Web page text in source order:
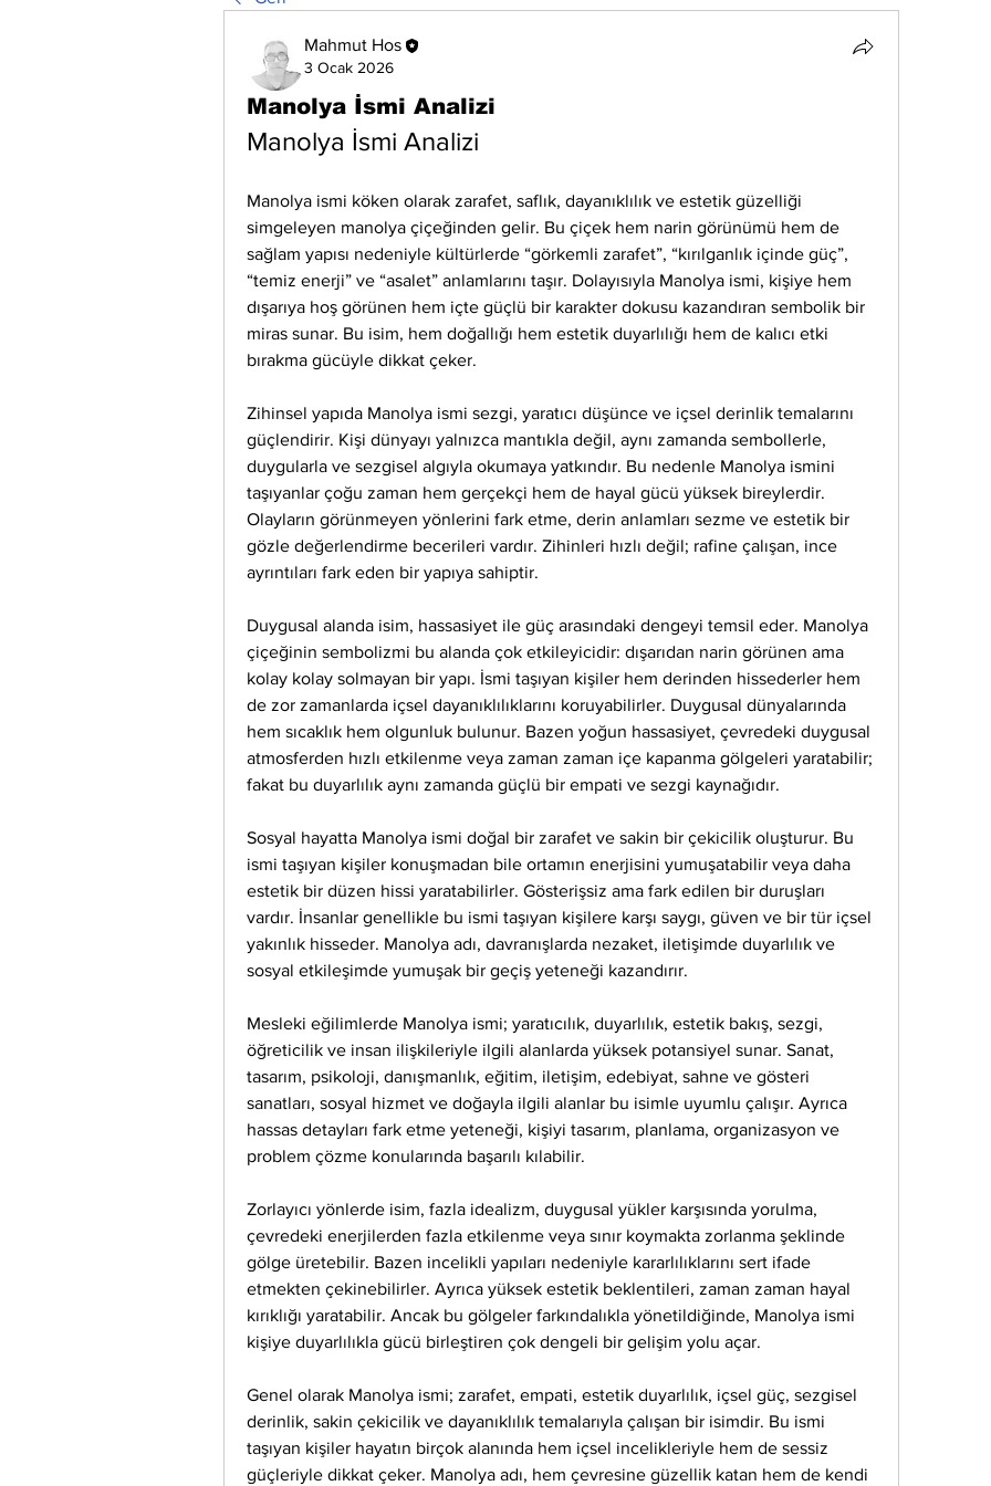
Mahmut Hos
3 Ocak 2026
Manolya İsmi Analizi
Manolya İsmi Analizi
Manolya ismi köken olarak zarafet, saflık, dayanıklılık ve estetik güzelliği
simgeleyen manolya çiçeğinden gelir. Bu çiçek hem narin görünümü hem de
sağlam yapısı nedeniyle kültürlerde “görkemli zarafet”, “kırılganlık içinde güç”,
“temiz enerji” ve “asalet” anlamlarını taşır. Dolayısıyla Manolya ismi, kişiye hem
dışarıya hoş görünen hem içte güçlü bir karakter dokusu kazandıran sembolik bir
miras sunar. Bu isim, hem doğallığı hem estetik duyarlılığı hem de kalıcı etki
bırakma gücüyle dikkat çeker.
Zihinsel yapıda Manolya ismi sezgi, yaratıcı düşünce ve içsel derinlik temalarını
güçlendirir. Kişi dünyayı yalnızca mantıkla değil, aynı zamanda sembollerle,
duygularla ve sezgisel algıyla okumaya yatkındır. Bu nedenle Manolya ismini
taşıyanlar çoğu zaman hem gerçekçi hem de hayal gücü yüksek bireylerdir.
Olayların görünmeyen yönlerini fark etme, derin anlamları sezme ve estetik bir
gözle değerlendirme becerileri vardır. Zihinleri hızlı değil; rafine çalışan, ince
ayrıntıları fark eden bir yapıya sahiptir.
Duygusal alanda isim, hassasiyet ile güç arasındaki dengeyi temsil eder. Manolya
çiçeğinin sembolizmi bu alanda çok etkileyicidir: dışarıdan narin görünen ama
kolay kolay solmayan bir yapı. İsmi taşıyan kişiler hem derinden hissederler hem
de zor zamanlarda içsel dayanıklılıklarını koruyabilirler. Duygusal dünyalarında
hem sıcaklık hem olgunluk bulunur. Bazen yoğun hassasiyet, çevredeki duygusal
atmosferden hızlı etkilenme veya zaman zaman içe kapanma gölgeleri yaratabilir;
fakat bu duyarlılık aynı zamanda güçlü bir empati ve sezgi kaynağıdır.
Sosyal hayatta Manolya ismi doğal bir zarafet ve sakin bir çekicilik oluşturur. Bu
ismi taşıyan kişiler konuşmadan bile ortamın enerjisini yumuşatabilir veya daha
estetik bir düzen hissi yaratabilirler. Gösterişsiz ama fark edilen bir duruşları
vardır. İnsanlar genellikle bu ismi taşıyan kişilere karşı saygı, güven ve bir tür içsel
yakınlık hisseder. Manolya adı, davranışlarda nezaket, iletişimde duyarlılık ve
sosyal etkileşimde yumuşak bir geçiş yeteneği kazandırır.
Mesleki eğilimlerde Manolya ismi; yaratıcılık, duyarlılık, estetik bakış, sezgi,
öğreticilik ve insan ilişkileriyle ilgili alanlarda yüksek potansiyel sunar. Sanat,
tasarım, psikoloji, danışmanlık, eğitim, iletişim, edebiyat, sahne ve gösteri
sanatları, sosyal hizmet ve doğayla ilgili alanlar bu isimle uyumlu çalışır. Ayrıca
hassas detayları fark etme yeteneği, kişiyi tasarım, planlama, organizasyon ve
problem çözme konularında başarılı kılabilir.
Zorlayıcı yönlerde isim, fazla idealizm, duygusal yükler karşısında yorulma,
çevredeki enerjilerden fazla etkilenme veya sınır koymakta zorlanma şeklinde
gölge üretebilir. Bazen incelikli yapıları nedeniyle kararlılıklarını sert ifade
etmekten çekinebilirler. Ayrıca yüksek estetik beklentileri, zaman zaman hayal
kırıklığı yaratabilir. Ancak bu gölgeler farkındalıkla yönetildiğinde, Manolya ismi
kişiye duyarlılıkla gücü birleştiren çok dengeli bir gelişim yolu açar.
Genel olarak Manolya ismi; zarafet, empati, estetik duyarlılık, içsel güç, sezgisel
derinlik, sakin çekicilik ve dayanıklılık temalarıyla çalışan bir isimdir. Bu ismi
taşıyan kişiler hayatın birçok alanında hem içsel incelikleriyle hem de sessiz
güçleriyle dikkat çeker. Manolya adı, hem çevresine güzellik katan hem de kendi